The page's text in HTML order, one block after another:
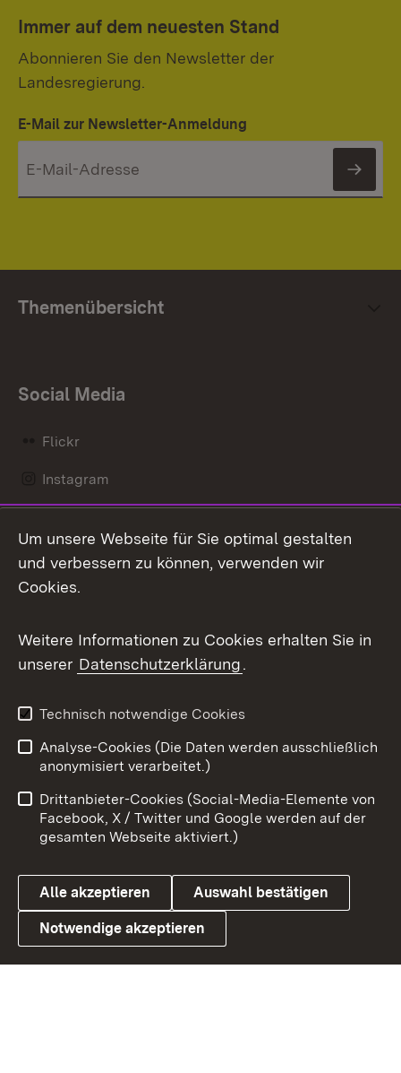
Immer auf dem neuesten Stand
Abonnieren Sie den Newsletter der
Landesregierung.
E-Mail zur Newsletter-Anmeldung
Themenübersicht
Social Media
Flickr
Instagram
Mastodon
Messenger
Social Wall
X / Twitter
Youtube
Link zum Landesportal
Benutzungshinweise
Barrierefreiheit
Datenschutz
Cookies
Um unsere Webseite für Sie optimal gestalten
und verbessern zu können, verwenden wir
Cookies.
Weitere Informationen zu Cookies erhalten Sie in
unserer Datenschutzerklärung.
Technisch notwendige Cookies
Analyse-Cookies (Die Daten werden ausschließlich
anonymisiert verarbeitet.)
Drittanbieter-Cookies (Social-Media-Elemente von
Facebook, X / Twitter und Google werden auf der
gesamten Webseite aktiviert.)
Alle akzeptieren Auswahl bestätigen
Notwendige akzeptieren